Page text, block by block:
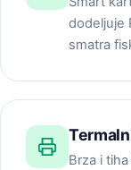
dodeljuje
smatra
Brza i